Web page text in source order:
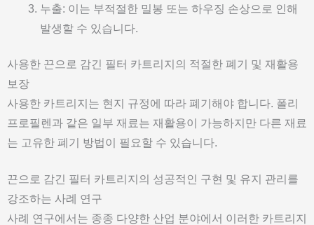
누출: 이는 부적절한 밀봉 또는 하우징 손상으로 인해
발생할 수 있습니다.
사용한 끈으로 감긴 필터 카트리지의 적절한 폐기 및 재활용
보장
사용한 카트리지는 현지 규정에 따라 폐기해야 합니다. 폴리
프로필렌과 같은 일부 재료는 재활용이 가능하지만 다른 재료
는 고유한 폐기 방법이 필요할 수 있습니다.
끈으로 감긴 필터 카트리지의 성공적인 구현 및 유지 관리를
강조하는 사례 연구
사례 연구에서는 종종 다양한 산업 분야에서 이러한 카트리지